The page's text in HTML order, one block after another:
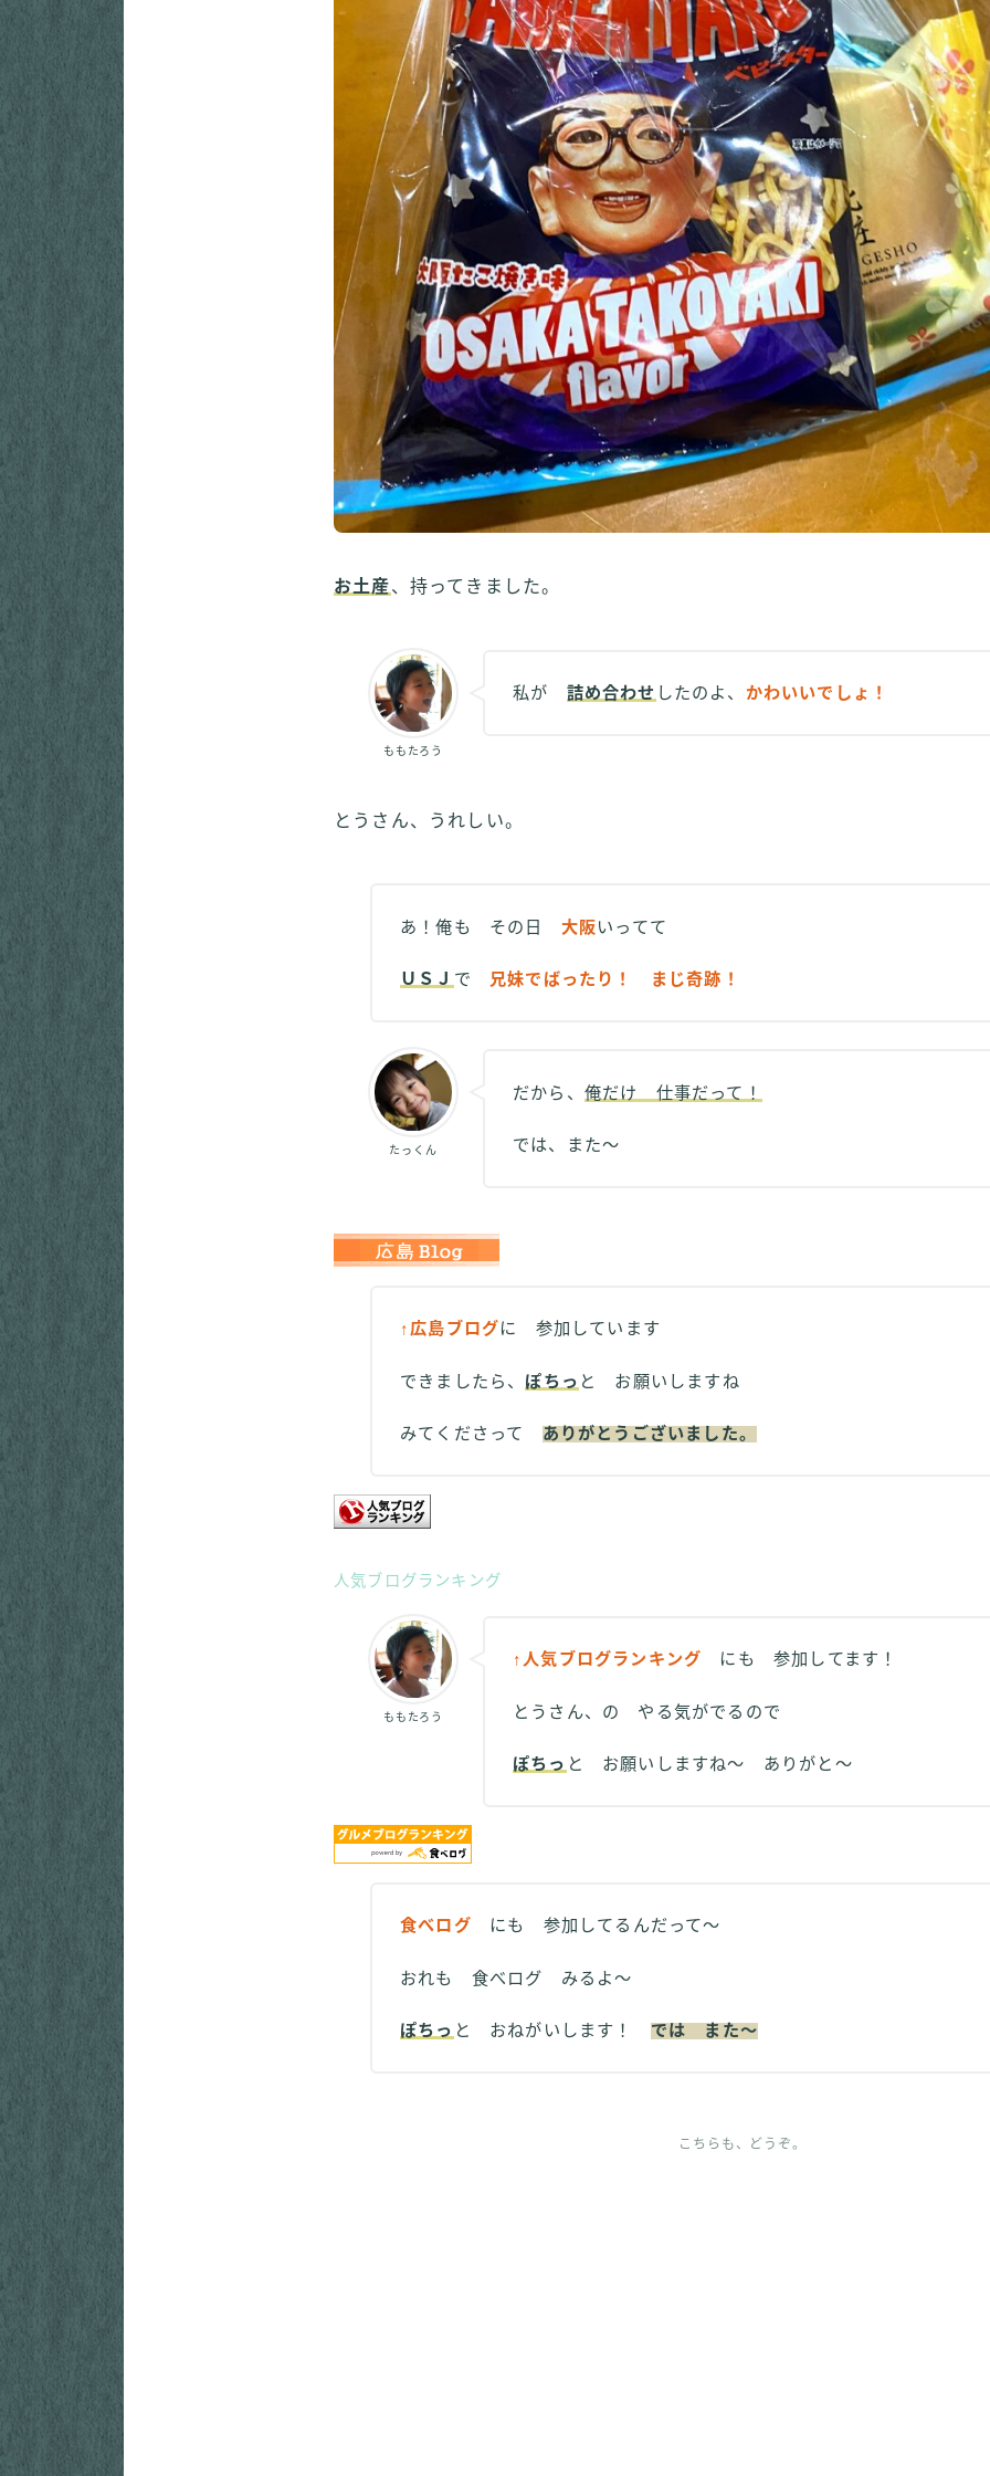
お土産、持ってきました。
ももたろう
私が 詰め合わせ したのよ、 かわいいでしょ！
とうさん、うれしい。
あ！俺も その日 大阪いってて
ＵＳＪ で 兄妹でばったり！ まじ奇跡！
たっくん
だから、 俺だけ 仕事だって！
では、また～
↑広島ブログに 参加しています
できましたら、 ぽちっ と お願いしますね
みてくださって ありがとうございました。
人気ブログランキング
ももたろう
↑人気ブログランキング にも 参加してます！
とうさん、の やる気がでるので
ぽちっ と お願いしますね～ ありがと～
食べログ にも 参加してるんだって～
おれも 食べログ みるよ～
ぽちっ と おねがいします！ では また～
こちらも、どうぞ。